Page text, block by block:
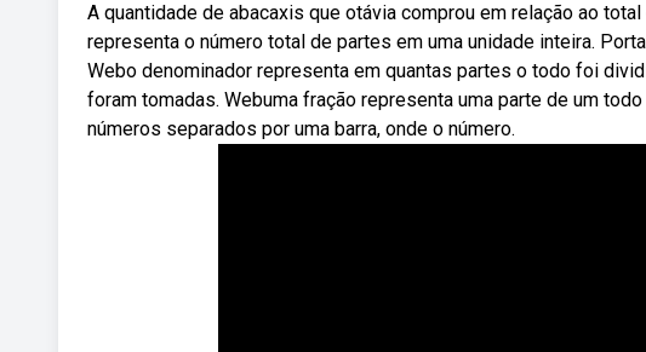
A quantidade de abacaxis que otávia comprou em relação ao
representa o número total de partes em uma unidade inteira.
Webo denominador representa em quantas partes o todo foi
foram tomadas. Webuma fração representa uma parte de um
números separados por uma barra, onde o número.